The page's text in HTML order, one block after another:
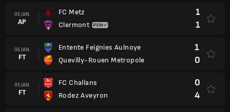
05 JAN.
AP
FC Metz
Clermont
1
1
05 JAN.
FT
Entente Feignies Aulnoye
Quevilly-Rouen Metropole
1
0
05 JAN.
FT
FC Challans
Rodez Aveyron
0
4